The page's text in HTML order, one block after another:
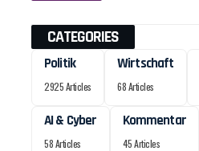
CATEGORIES
Politik
2925 Articles
Wirtschaft
68 Articles
AI & Cyber
58 Articles
Kommentar
45 Articles